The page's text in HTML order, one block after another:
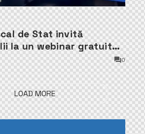
de Stat invită
la un webinar gratuit
impozitului pe
0
LOAD MORE